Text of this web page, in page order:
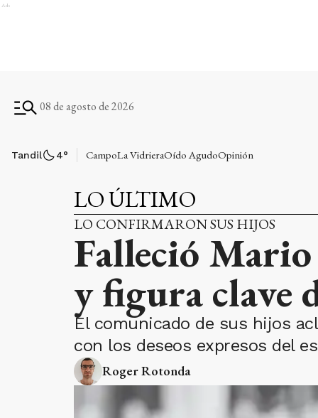
Ads
08 de agosto de 2026
Tandil 4° CampoLa VidrieraOído AgudoOpinión
LO ÚLTIMO
LO CONFIRMARON SUS HIJOS
Falleció
y figura clave
El comunicado de sus hijos
con los deseos expresos del
Roger Rotonda